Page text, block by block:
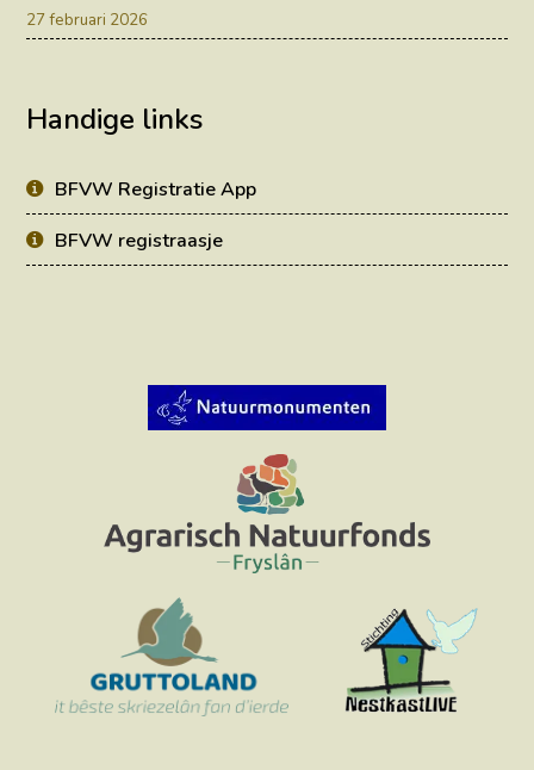
27 februari 2026
Handige links
BFVW Registratie App
BFVW registraasje